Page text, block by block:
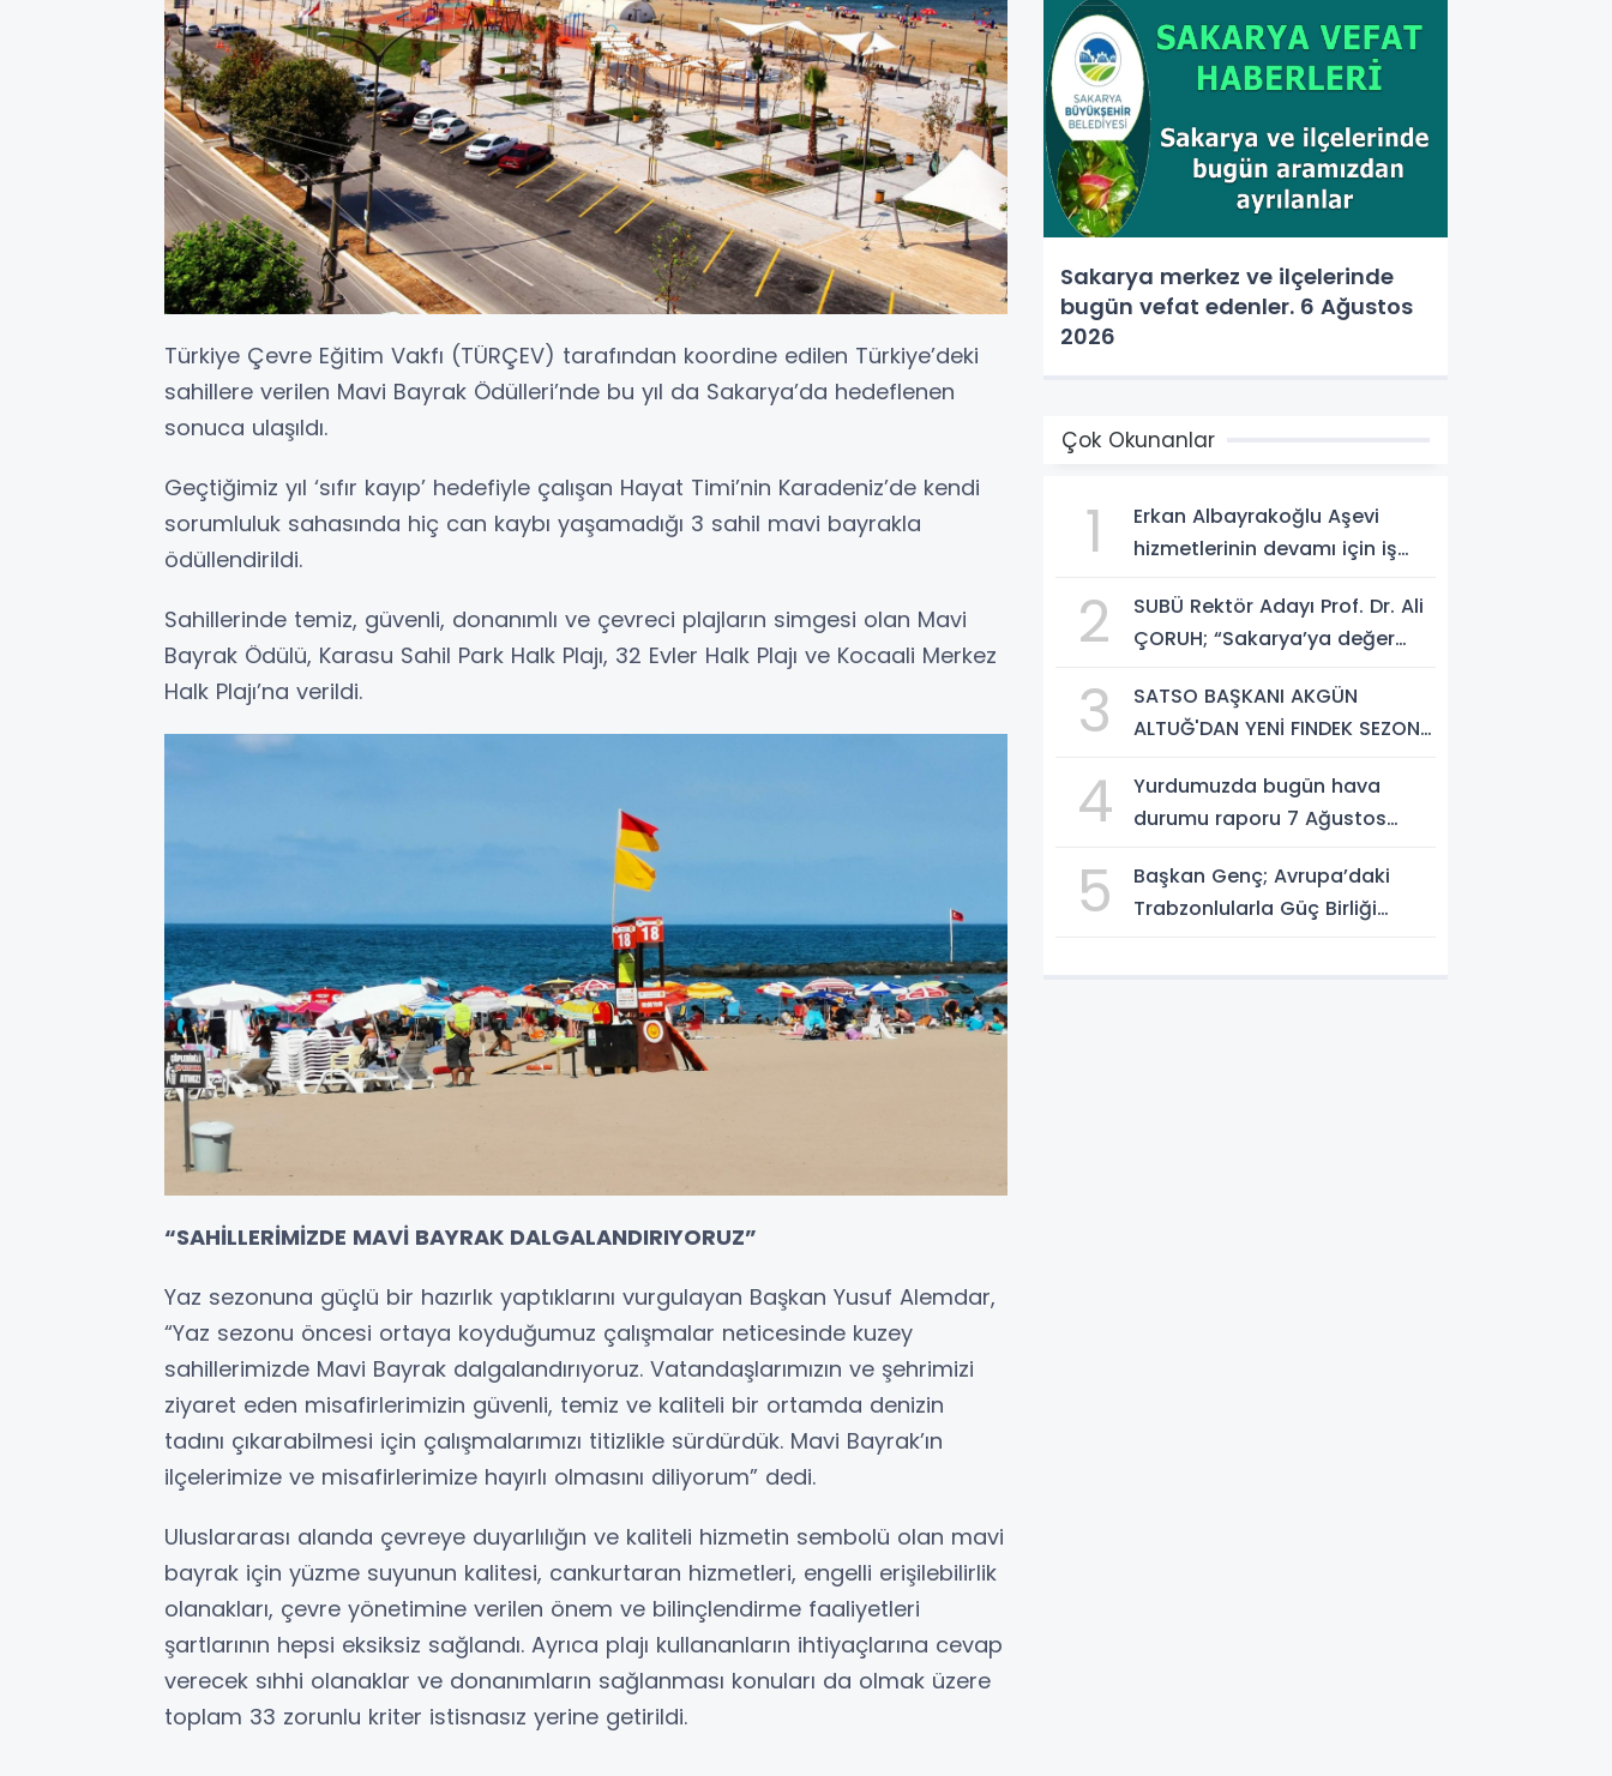
Türkiye Çevre Eğitim Vakfı (TÜRÇEV) tarafından koordine edilen Türkiye’deki
sahillere verilen Mavi Bayrak Ödülleri’nde bu yıl da Sakarya’da hedeflenen
sonuca ulaşıldı.
Geçtiğimiz yıl ‘sıfır kayıp’ hedefiyle çalışan Hayat Timi’nin Karadeniz’de kendi
sorumluluk sahasında hiç can kaybı yaşamadığı 3 sahil mavi bayrakla
ödüllendirildi.
Sahillerinde temiz, güvenli, donanımlı ve çevreci plajların simgesi olan Mavi
Bayrak Ödülü, Karasu Sahil Park Halk Plajı, 32 Evler Halk Plajı ve Kocaali Merkez
Halk Plajı’na verildi.
“SAHİLLERİMİZDE MAVİ BAYRAK DALGALANDIRIYORUZ”
Yaz sezonuna güçlü bir hazırlık yaptıklarını vurgulayan Başkan Yusuf Alemdar,
“Yaz sezonu öncesi ortaya koyduğumuz çalışmalar neticesinde kuzey
sahillerimizde Mavi Bayrak dalgalandırıyoruz. Vatandaşlarımızın ve şehrimizi
ziyaret eden misafirlerimizin güvenli, temiz ve kaliteli bir ortamda denizin
tadını çıkarabilmesi için çalışmalarımızı titizlikle sürdürdük. Mavi Bayrak’ın
ilçelerimize ve misafirlerimize hayırlı olmasını diliyorum” dedi.
Uluslararası alanda çevreye duyarlılığın ve kaliteli hizmetin sembolü olan mavi
bayrak için yüzme suyunun kalitesi, cankurtaran hizmetleri, engelli erişilebilirlik
olanakları, çevre yönetimine verilen önem ve bilinçlendirme faaliyetleri
şartlarının hepsi eksiksiz sağlandı. Ayrıca plajı kullananların ihtiyaçlarına cevap
verecek sıhhi olanaklar ve donanımların sağlanması konuları da olmak üzere
toplam 33 zorunlu kriter istisnasız yerine getirildi.
Sakarya merkez ve ilçelerinde
bugün vefat edenler. 6 Ağustos
2026
Çok Okunanlar
1
Erkan Albayrakoğlu Aşevi
hizmetlerinin devamı için iş
2
SUBÜ Rektör Adayı Prof. Dr. Ali
ÇORUH; “Sakarya’ya değer
etmek istiyorum”
3
SATSO BAŞKANI AKGÜN
ALTUĞ'DAN YENİ FINDEK SEZONU
4
Yurdumuzda bugün hava
durumu raporu 7 Ağustos
5
Başkan Genç; Avrupa’daki
Trabzonlularla Güç Birliği